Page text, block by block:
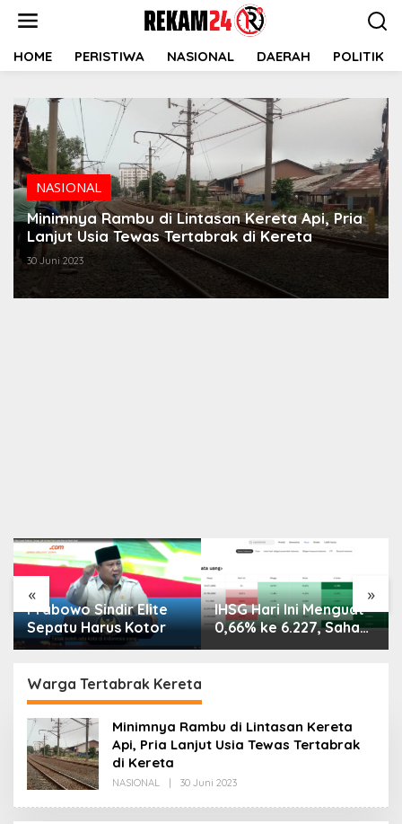
HOME PERISTIWA NASIONAL DAERAH POLITIK
NASIONAL
Minimnya Rambu di Lintasan Kereta Api, Pria
Lanjut Usia Tewas Tertabrak di Kereta
30 Juni 2023
« »
Prabowo Sindir Elite
Sepatu Harus Kotor
IHSG Hari Ini Menguat
0,66% ke 6.227, Saham
Warga Tertabrak Kereta
Minimnya Rambu di Lintasan Kereta
Api, Pria Lanjut Usia Tewas Tertabrak
di Kereta
NASIONAL 30 Juni 2023Oleh